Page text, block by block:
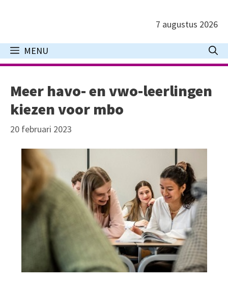
inhoud
7 augustus 2026
MENU
Meer havo- en vwo-leerlingen
kiezen voor mbo
20 februari 2023